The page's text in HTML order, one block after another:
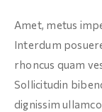
Amet, metus
Interdum
rhoncus quam
Sollicitudin
dignissim